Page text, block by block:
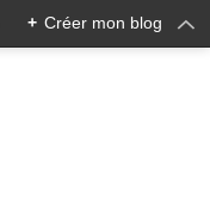
+ Créer mon blog